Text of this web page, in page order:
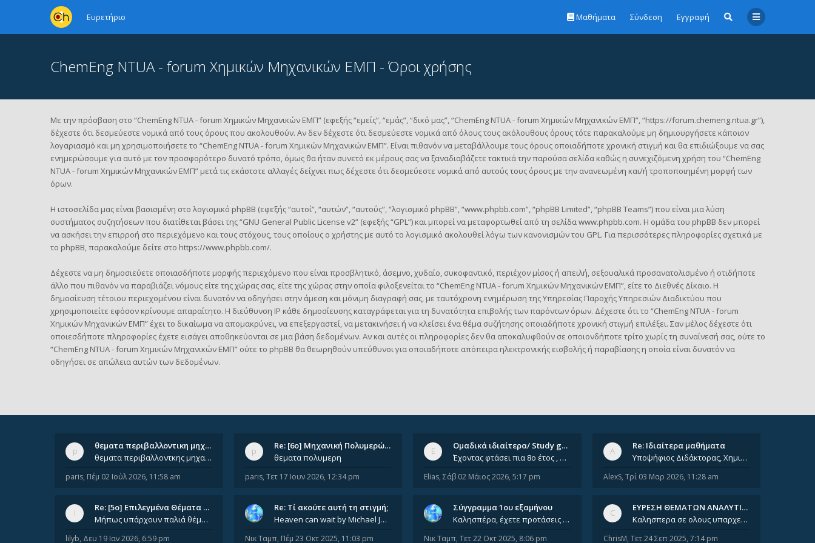
Μαθήματα Σύνδεση Εγγραφή
Ευρετήριο
ChemEng NTUA - forum Χημικών Μηχανικών ΕΜΠ - Όροι χρήσης
Με την πρόσβαση στο “ChemEng NTUA - forum Χημικών Μηχανικών ΕΜΠ” (εφεξής “εμείς”, “εμάς”, “δικό μας”, “ChemEng NTUA - forum Χημικών Μηχανικών ΕΜΠ”, “https://forum.chemeng.ntua.gr”),
δέχεστε ότι δεσμεύεστε νομικά από τους όρους που ακολουθούν. Αν δεν δέχεστε ότι δεσμεύεστε νομικά από όλους τους ακόλουθους όρους τότε παρακαλούμε μη δημιουργήσετε κάποιον
λογαριασμό και μη χρησιμοποιήσετε το “ChemEng NTUA - forum Χημικών Μηχανικών ΕΜΠ”. Είναι πιθανόν να μεταβάλλουμε τους όρους οποιαδήποτε χρονική στιγμή και θα επιδιώξουμε να σας
ενημερώσουμε για αυτό με τον προσφορότερο δυνατό τρόπο, όμως θα ήταν συνετό εκ μέρους σας να ξαναδιαβάζετε τακτικά την παρούσα σελίδα καθώς η συνεχιζόμενη χρήση του “ChemEng
NTUA - forum Χημικών Μηχανικών ΕΜΠ” μετά τις εκάστοτε αλλαγές δείχνει πως δέχεστε ότι δεσμεύεστε νομικά από αυτούς τους όρους με την ανανεωμένη και/ή τροποποιημένη μορφή των
όρων.
Η ιστοσελίδα μας είναι βασισμένη στο λογισμικό phpBB (εφεξής “αυτοί”, “αυτών”, “αυτούς”, “λογισμικό phpBB”, “www.phpbb.com”, “phpBB Limited”, “phpBB Teams”) που είναι μια λύση
συστήματος συζητήσεων που διατίθεται βάσει της “GNU General Public License v2” (εφεξής “GPL”) και μπορεί να μεταφορτωθεί από τη σελίδαwww.phpbb.com. Η ομάδα του phpBB δεν μπορεί
να ασκήσει την επιρροή στο περιεχόμενο και τους στόχους, τους οποίους ο χρήστης με αυτό το λογισμικό ακολουθεί λόγω των κανονισμών του GPL. Για περισσότερες πληροφορίες σχετικά με
το phpBB, παρακαλούμε δείτε στο https://www.phpbb.com/.
Δέχεστε να μη δημοσιεύετε οποιασδήποτε μορφής περιεχόμενο που είναι προσβλητικό, άσεμνο, χυδαίο, συκοφαντικό, περιέχον μίσος ή απειλή, σεξουαλικά προσανατολισμένο ή οτιδήποτε
άλλο που πιθανόν να παραβιάζει νόμους είτε της χώρας σας, είτε της χώρας στην οποία φιλοξενείται το “ChemEng NTUA - forum Χημικών Μηχανικών ΕΜΠ”, είτε το Διεθνές Δίκαιο. Η
δημοσίευση τέτοιου περιεχομένου είναι δυνατόν να οδηγήσει στην άμεση και μόνιμη διαγραφή σας, με ταυτόχρονη ενημέρωση της Υπηρεσίας Παροχής Υπηρεσιών Διαδικτύου που
χρησιμοποιείτε εφόσον κρίνουμε απαραίτητο. Η διεύθυνση IP κάθε δημοσίευσης καταγράφεται για τη δυνατότητα επιβολής των παρόντων όρων. Δέχεστε ότι το “ChemEng NTUA - forum
Χημικών Μηχανικών ΕΜΠ” έχει το δικαίωμα να απομακρύνει, να επεξεργαστεί, να μετακινήσει ή να κλείσει ένα θέμα συζήτησης οποιαδήποτε χρονική στιγμή επιλέξει. Σαν μέλος δέχεστε ότι
οποιεσδήποτε πληροφορίες έχετε εισάγει αποθηκεύονται σε μια βάση δεδομένων. Αν και αυτές οι πληροφορίες δεν θα αποκαλυφθούν σε οποιονδήποτε τρίτο χωρίς τη συναίνεσή σας, ούτε το
“ChemEng NTUA - forum Χημικών Μηχανικών ΕΜΠ” ούτε το phpBB θα θεωρηθούν υπεύθυνοι για οποιαδήποτε απόπειρα ηλεκτρονικής εισβολής ή παραβίασης η οποία είναι δυνατόν να
οδηγήσει σε απώλεια αυτών των δεδομένων.
θεματα περιβαλλοντικη μηχανικ…
θεματα περιβαλλοντκης μηχανικης απο 2022 εως 2026. Δεν ειναι μεσα του Σεπτεμβιου του 2025. Αν τα εχει καποιος ας τα ανε
paris, Πέμ 02 Ιούλ 2026, 11:58 am
Re: [6o] Mηχανική Πολυμερών (…
θεματα πολυμερη
paris, Τετ 17 Ιουν 2026, 12:34 pm
Ομαδικά ιδιαίτερα/ Study group
Έχοντας φτάσει πια 8ο έτος , χρωστώντας ακόμη πολλά και χωρίς καμία όρεξη ούτε να διαβάσω μόνος μου ούτε να παρακολουθήσ
Elias, Σάβ 02 Μάιος 2026, 5:17 pm
Re: Ιδιαίτερα μαθήματα
Υποψήφιος Διδάκτορας, Χημικός Μηχανικός ΕΜΠ Παραδίδω ιδιαίτερα μαθήματα μέσης και ανώτατης εκπαίδευσης σε θετικές και τε
AlexS, Τρί 03 Μαρ 2026, 11:28 am
Re: [5ο] Επιλεγμένα Θέματα Βι…
Μήπως υπάρχουν παλιά θέματα του μαθήματος;
lilyb, Δευ 19 Ιαν 2026, 6:59 pm
Re: Tί ακούτε αυτή τη στιγμή;
Heaven can wait by Michael Jackson
Νικ Ταμπ, Πέμ 23 Οκτ 2025, 11:03 pm
Σύγγραμμα 1ου εξαμήνου
Καλησπέρα, έχετε προτάσεις για συγγράμματα της ανόργανης χημείας? Είμαι ανάμεσα σε Λιοδάκη, Chung και Atkins
Νικ Ταμπ, Τετ 22 Οκτ 2025, 8:06 pm
ΕΥΡΕΣΗ ΘΕΜΑΤΩΝ ΑΝΑΛΥΤΙΚΗΣ 202…
Καλησπερα σε ολους υπαρχει κανεις με θεματα απο τις εξετασεις του ιουνιου και σεπτεμβρίου για την αναλυτικη χημεια
ChrisM, Τετ 24 Σεπ 2025, 7:14 pm